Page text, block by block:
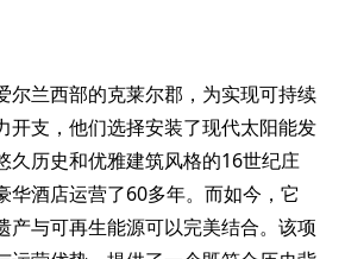
尔兰西部的克莱尔郡，为实现可持续
开支，他们选择安装了现代太阳能发
久历史和优雅建筑风格的16世纪庄
华酒店运营了60多年。而如今，它
产与可再生能源可以完美结合。该项